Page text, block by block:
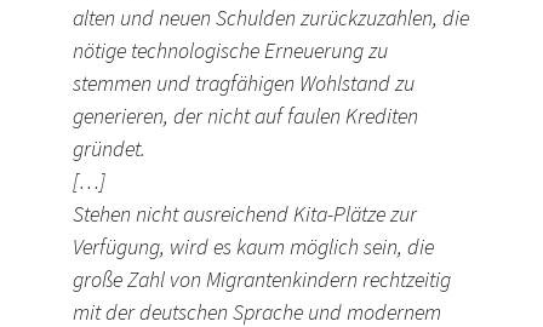
alten und neuen Schulden zurückzuzahlen, die
nötige technologische Erneuerung zu
stemmen und tragfähigen Wohlstand zu
generieren, der nicht auf faulen Krediten
gründet.
[…]
Stehen nicht ausreichend Kita-Plätze zur
Verfügung, wird es kaum möglich sein, die
große Zahl von Migrantenkindern rechtzeitig
mit der deutschen Sprache und modernem